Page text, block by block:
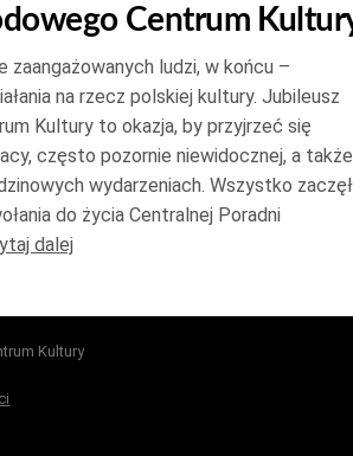
Centrum
zaangażowanych ludzi, w końcu –
na rzecz polskiej kultury. Jubileusz
Kultury to okazja, by przyjrzeć się
często pozornie niewidocznej, a także
wydarzeniach. Wszystko
do życia Centralnej Poradni
dalej
Kultury